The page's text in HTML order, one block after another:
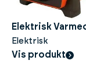
Elektrisk
10 E
Elektrisk
Vis produkt